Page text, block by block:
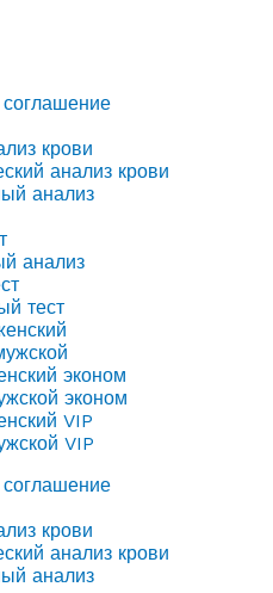
соглашение
крови
анализ крови
анализ
анализ
тест
эконом
эконом
VIP
VIP
соглашение
крови
анализ крови
анализ